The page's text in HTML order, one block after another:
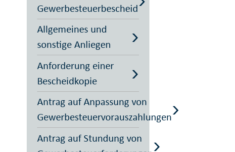
Gewerbesteuerbescheid
Allgemeines und
sonstige Anliegen
Anforderung einer
Bescheidkopie
Antrag auf Anpassung von
Gewerbesteuervorauszahlungen
Antrag auf Stundung von